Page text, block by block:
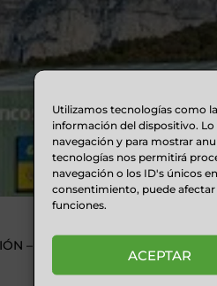
Utilizamos tecnologías como
información del dispositivo.
navegación y para mostrar
tecnologías nos permitirá
navegación o los ID's únicos
consentimiento, puede
funciones.
ACEPTAR
– CAMBIO DE ACEITE